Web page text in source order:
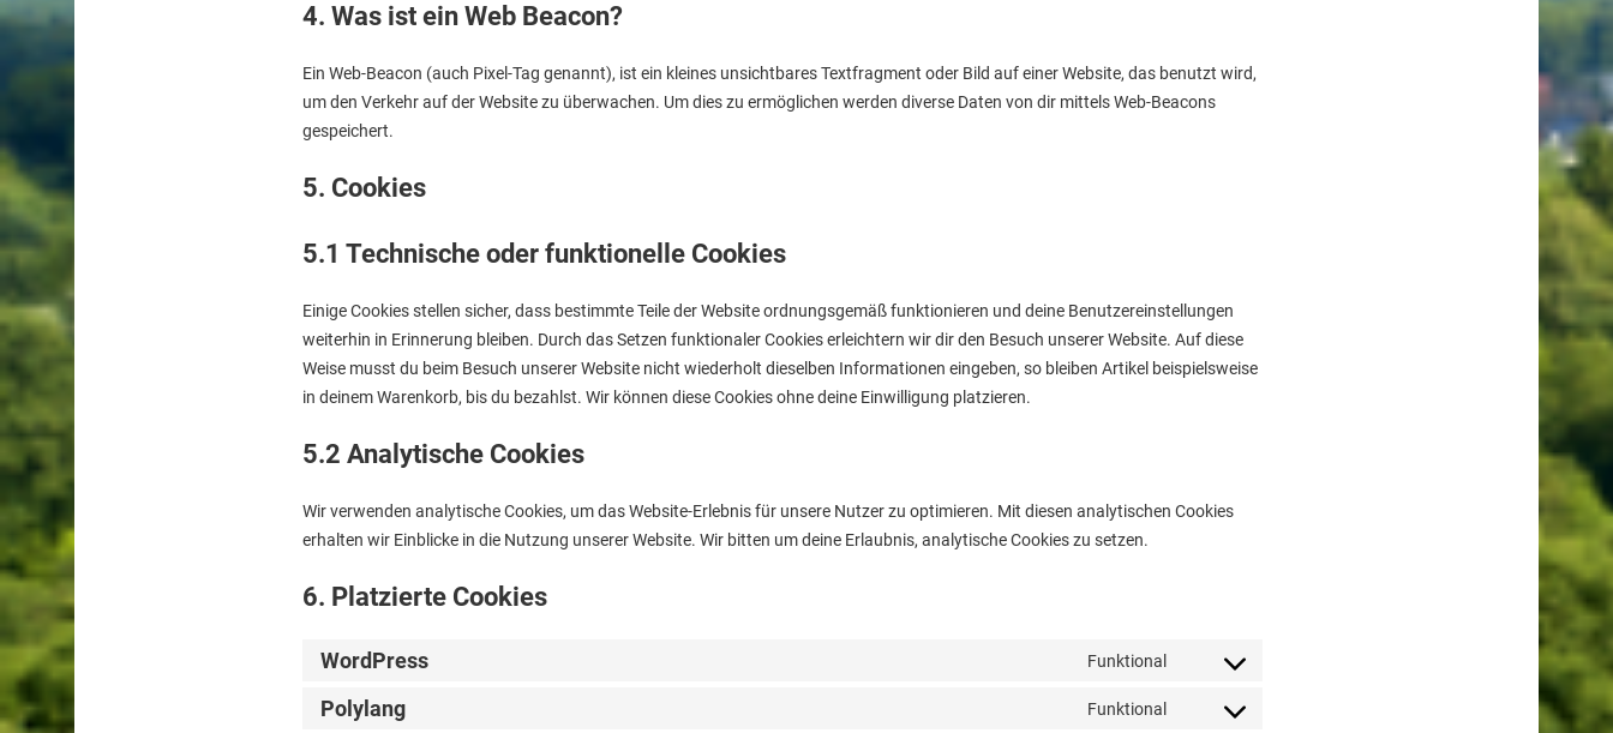
4. Was ist ein Web Beacon?
Ein Web-Beacon (auch Pixel-Tag genannt), ist ein kleines unsichtbares Textfragment oder Bild auf einer Website, das benutzt wird,
um den Verkehr auf der Website zu überwachen. Um dies zu ermöglichen werden diverse Daten von dir mittels Web-Beacons
gespeichert.
5. Cookies
5.1 Technische oder funktionelle Cookies
Einige Cookies stellen sicher, dass bestimmte Teile der Website ordnungsgemäß funktionieren und deine Benutzereinstellungen
weiterhin in Erinnerung bleiben. Durch das Setzen funktionaler Cookies erleichtern wir dir den Besuch unserer Website. Auf diese
Weise musst du beim Besuch unserer Website nicht wiederholt dieselben Informationen eingeben, so bleiben Artikel beispielsweise
in deinem Warenkorb, bis du bezahlst. Wir können diese Cookies ohne deine Einwilligung platzieren.
5.2 Analytische Cookies
Wir verwenden analytische Cookies, um das Website-Erlebnis für unsere Nutzer zu optimieren. Mit diesen analytischen Cookies
erhalten wir Einblicke in die Nutzung unserer Website. Wir bitten um deine Erlaubnis, analytische Cookies zu setzen.
6. Platzierte Cookies
WordPress Funktional
Consent
Polylang Funktional
Consent